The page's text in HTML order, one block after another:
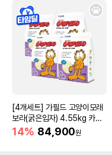
[4개세트] 가필드 고양이모래
보라(굵은입자) 4.55kg 카사
바모래
14% 84,900원